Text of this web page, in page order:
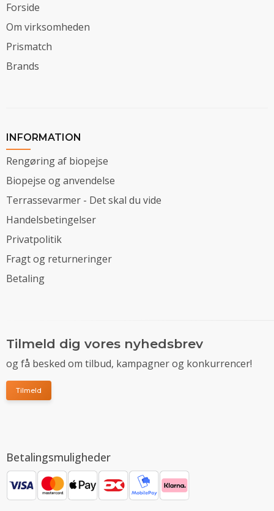
Forside
Om virksomheden
Prismatch
Brands
INFORMATION
Rengøring af biopejse
Biopejse og anvendelse
Terrassevarmer - Det skal du vide
Handelsbetingelser
Privatpolitik
Fragt og returneringer
Betaling
Tilmeld dig vores nyhedsbrev
og få besked om tilbud, kampagner og konkurrencer!
Tilmeld
Betalingsmuligheder